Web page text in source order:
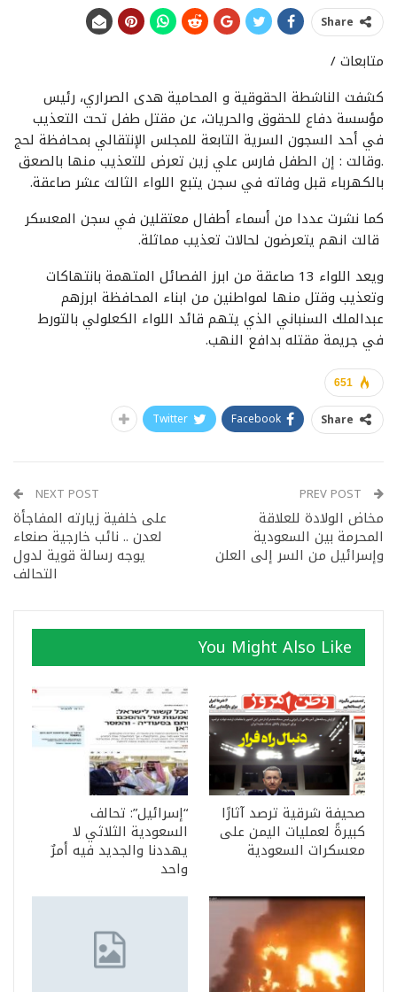
Share
متابعات /
كشفت الناشطة الحقوقية و المحامية هدى الصراري، رئيس
مؤسسة دفاع للحقوق والحريات، عن مقتل طفل تحت التعذيب
في أحد السجون السرية التابعة للمجلس الإنتقالي بمحافظة لحج
.وقالت : إن الطفل فارس علي زين تعرض للتعذيب منها بالصعق
بالكهرباء قبل وفاته في سجن يتبع اللواء الثالث عشر صاعقة.
كما نشرت عددا من أسماء أطفال معتقلين في سجن المعسكر
قالت انهم يتعرضون لحالات تعذيب مماثلة.
ويعد اللواء 13 صاعقة من ابرز الفصائل المتهمة بانتهاكات
وتعذيب وقتل منها لمواطنين من ابناء المحافظة ابرزهم
عبدالملك السنباني الذي يتهم قائد اللواء الكعلولي بالتورط
في جريمة مقتله بدافع النهب.
651
Share
Facebook
Twitter
مخاض الولادة للعلاقة
المحرمة بين السعودية
وإسرائيل من السر إلى العلن
NEXT POST
على خلفية زيارته المفاجأة
لعدن .. نائب خارجية صنعاء
يوجه رسالة قوية لدول
التحالف
You Might Also Like
صحيفة شرقية ترصد آثارًا
كبيرةً لعمليات اليمن على
معسكرات السعودية
“إسرائيل”: تحالف
السعودية الثلاثي لا
يهددنا والجديد فيه أمرٌ
واحد